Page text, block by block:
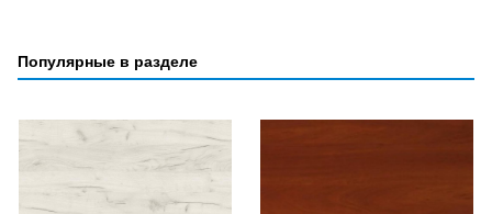
Популярные в разделе